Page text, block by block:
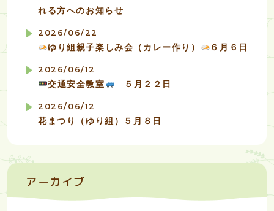
れる方へのお知らせ
2026/06/22
ゆり組親子楽しみ会（カレー作り） ６月６日
2026/06/12
交通安全教室 ５月２２日
2026/06/12
花まつり（ゆり組）５月８日
アーカイブ